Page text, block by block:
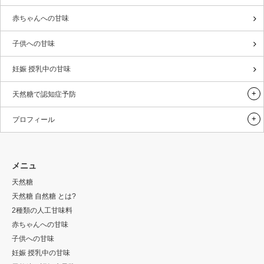
赤ちゃんへの甘味
子供への甘味
妊娠 授乳中の甘味
天然糖で認知症予防
プロフィール
メニュ
天然糖
天然糖 自然糖 とは?
2種類の人工甘味料
赤ちゃんへの甘味
子供への甘味
妊娠 授乳中の甘味